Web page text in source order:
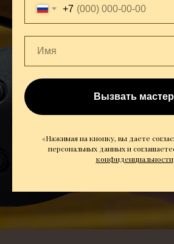
+7
Вызвать
«Нажимая на кнопку, вы даете
персональных данных и
конфиденциальности